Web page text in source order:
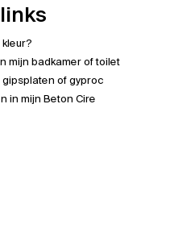
mijn badkamer of toilet
of gyproc
in mijn Beton Cire